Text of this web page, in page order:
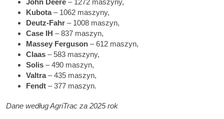
John Deere – 1272 maszyny,
Kubota– 1062 maszyny,
Deutz-Fahr – 1008 maszyn,
Case IH – 837 maszyn,
Massey Ferguson – 612 maszyn,
Claas – 583 maszyny,
Solis – 490 maszyn,
Valtra– 435 maszyn,
Fendt – 377 maszyn.
Dane według AgriTrac za 2025 rok